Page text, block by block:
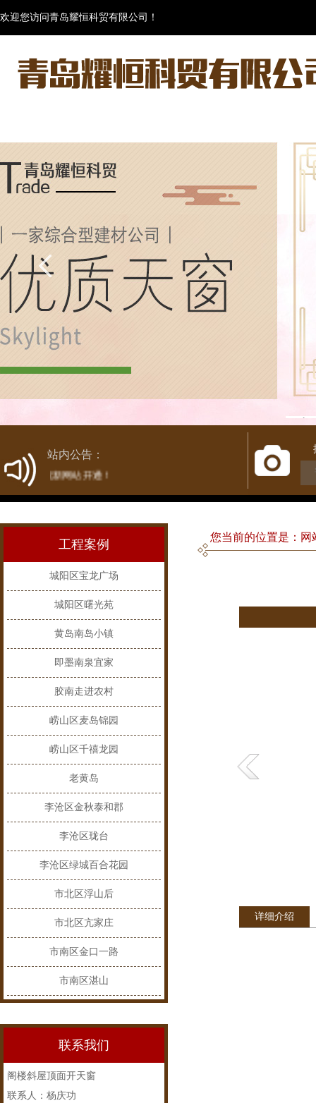
欢迎您访问青岛耀恒科贸有限公司！
1
站内公告：
热烈庆祝新网站开通！
工程案例
城阳区宝龙广场
城阳区曙光苑
黄岛南岛小镇
即墨南泉宜家
胶南走进农村
崂山区麦岛锦园
崂山区千禧龙园
老黄岛
李沧区金秋泰和郡
李沧区珑台
李沧区绿城百合花园
市北区浮山后
市北区亢家庄
市南区金口一路
市南区湛山
联系我们
阁楼斜屋顶面开天窗
联系人：杨庆功
您当前的位置是：网
详细介绍